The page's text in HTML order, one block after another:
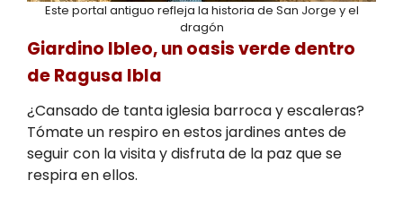
Este portal antiguo refleja la historia de San Jorge y el
dragón
Giardino Ibleo, un oasis verde dentro
de Ragusa Ibla
¿Cansado de tanta iglesia barroca y escaleras?
Tómate un respiro en estos jardines antes de
seguir con la visita y disfruta de la paz que se
respira en ellos.